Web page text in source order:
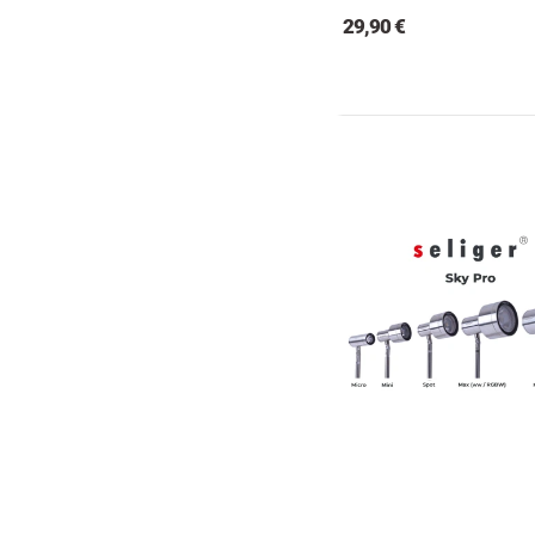
29,90 €